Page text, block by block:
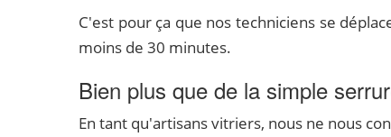
C'est pour ça que nos techniciens se
moins de 30 minutes.
Bien plus que de la simple
En tant qu'artisans vitriers, nous ne nous